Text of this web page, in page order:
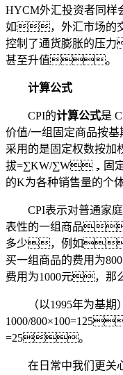
HYCM外汇投资者同
如，外汇市场的
控制了通货膨胀的压
甚至升值。
计算公式
CPI的计算公式是
价值/一组固定商品按
采用的是固定权数按
拔=∑KW/∑W，固
的K为各种销售量的个
CPI表示对普通
表性的一组商品
多少，例如
买一组商品的费用为
费用为1000元，那
（以1995年为基期
1000/
=25。
在日常中我们更